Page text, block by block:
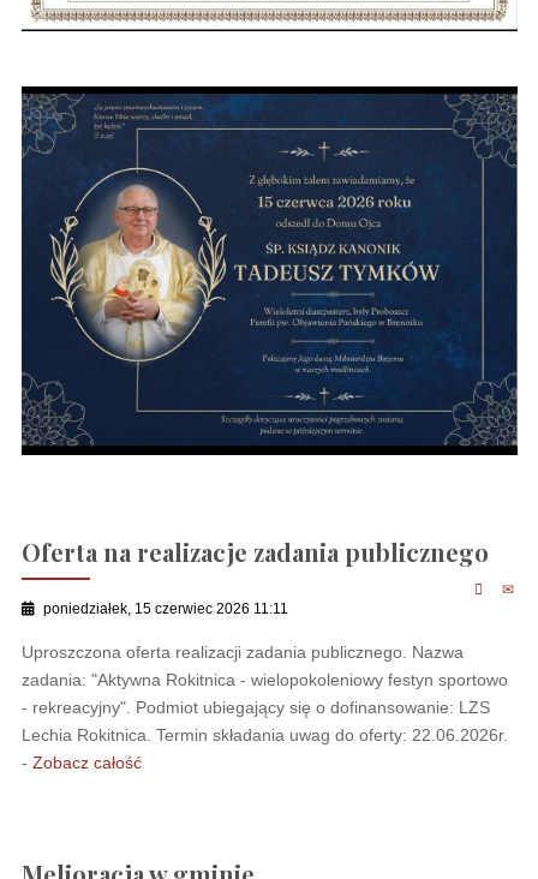
Oferta na realizacje zadania publicznego
poniedziałek, 15 czerwiec 2026 11:11
Uproszczona oferta realizacji zadania publicznego. Nazwa
zadania: "Aktywna Rokitnica - wielopokoleniowy festyn sportowo
- rekreacyjny". Podmiot ubiegający się o dofinansowanie: LZS
Lechia Rokitnica. Termin składania uwag do oferty: 22.06.2026r.
- Zobacz całość